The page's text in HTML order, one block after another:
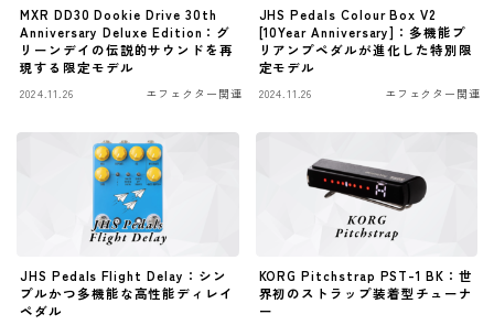
ギターアンプ
ベースアンプ
ヘッドフォン
アプリ
レコーディング・DTM/DAW
アクセサリ
MXR DD30 Dookie Drive 30th
Anniversary Deluxe Edition：グ
リーンデイの伝説的サウンドを再
現する限定モデル
2024.11.26 エフェクター関連
JHS Pedals Colour Box V2
[10Year Anniversary]：多機能プ
リアンプペダルが進化した特別限
定モデル
2024.11.26 エフェクター関連
JHS Pedals Flight Delay：シン
プルかつ多機能な高性能ディレイ
ペダル
KORG Pitchstrap PST-1 BK：世
界初のストラップ装着型チューナ
ー